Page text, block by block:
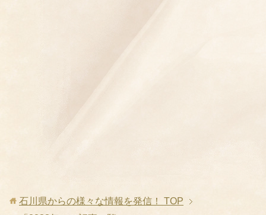
石川県からの様々な情報を発信！
TOP